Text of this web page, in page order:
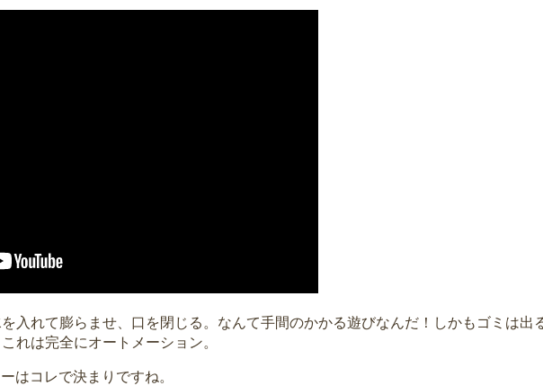
入れて膨らませ、口を閉じる。なんて手間のかかる遊びなんだ！しかもゴミは出
れは完全にオートメーション。
はコレで決まりですね。